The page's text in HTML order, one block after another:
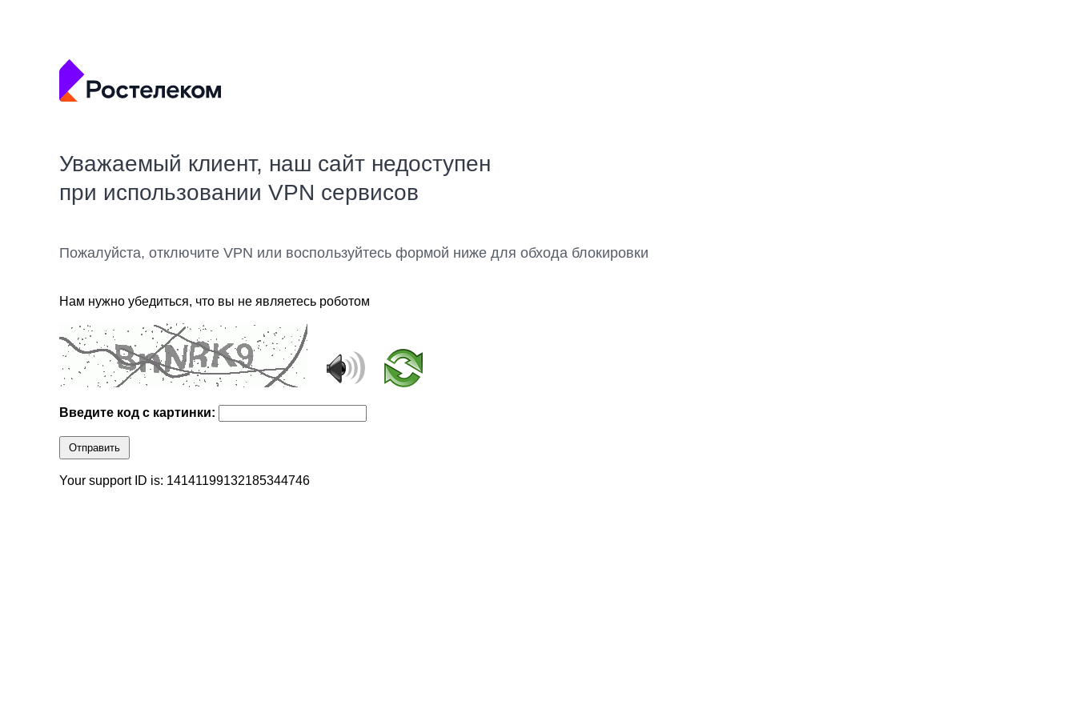
Уважаемый клиент, наш сайт недоступен
при использовании VPN сервисов
Пожалуйста, отключите VPN или воспользуйтесь формой ниже для обхода блокировки
Нам нужно убедиться, что вы не являетесь роботом
Введите код с картинки:
Отправить
Your support ID is: 14141199132185344746